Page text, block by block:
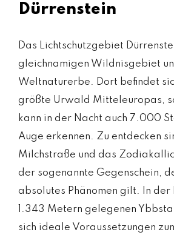
Dürrenstein
Das Lichtschutzgebiet
gleichnamigen Wildnisgebiet
Weltnaturerbe. Dort befindet
größte Urwald Mitteleuropas,
kann in der Nacht auch 7.000
Auge erkennen. Zu entdecken
Milchstraße und das
der sogenannte Gegenschein,
absolutes Phänomen gilt. In der
1.343 Metern gelegenen
sich ideale Voraussetzungen